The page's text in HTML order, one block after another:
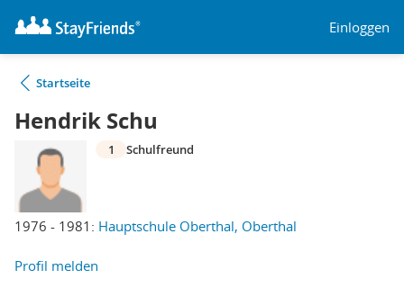
Einloggen
Startseite
Hendrik Schu
1976 - 1981: Hauptschule Oberthal, Oberthal
1 Schulfreund
Profil melden